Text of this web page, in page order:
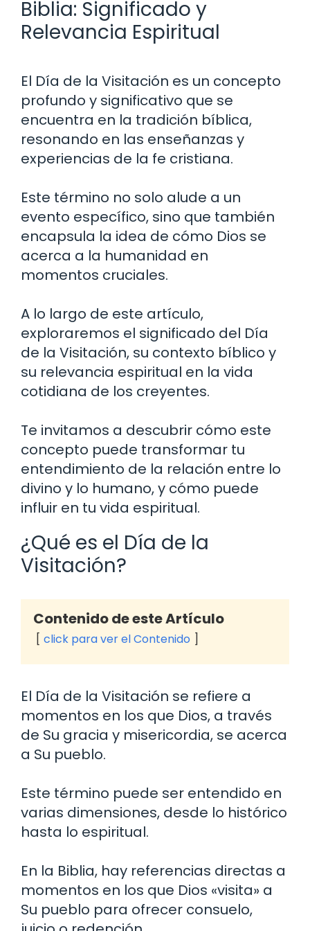
Biblia: Significado y
Relevancia Espiritual
El Día de la Visitación es un concepto
profundo y significativo que se
encuentra en la tradición bíblica,
resonando en las enseñanzas y
experiencias de la fe cristiana.
Este término no solo alude a un
evento específico, sino que también
encapsula la idea de cómo Dios se
acerca a la humanidad en
momentos cruciales.
A lo largo de este artículo,
exploraremos el significado del Día
de la Visitación, su contexto bíblico y
su relevancia espiritual en la vida
cotidiana de los creyentes.
Te invitamos a descubrir cómo este
concepto puede transformar tu
entendimiento de la relación entre lo
divino y lo humano, y cómo puede
influir en tu vida espiritual.
¿Qué es el Día de la
Visitación?
Contenido de este Artículo
click para ver el Contenido
El Día de la Visitación se refiere a
momentos en los que Dios, a través
de Su gracia y misericordia, se acerca
a Su pueblo.
Este término puede ser entendido en
varias dimensiones, desde lo histórico
hasta lo espiritual.
En la Biblia, hay referencias directas a
momentos en los que Dios «visita» a
Su pueblo para ofrecer consuelo,